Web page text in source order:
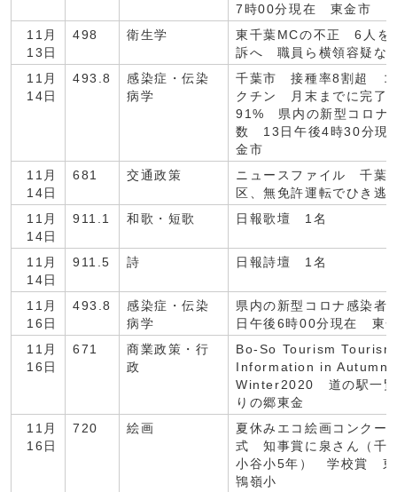
7時00分現在 東金市
11月
13日
498 衛生学
東千葉MCの不正 6人を
訴へ 職員ら横領容疑な
11月
14日
493.8
感染症・伝染
病学
千葉市 接種率8割超 コ
クチン 月末までに完了
91% 県内の新型コロナ
数 13日午後4時30分
金市
11月
14日
681 交通政策
ニュースファイル 千葉
区、無免許運転でひき逃
11月
14日
911.1 和歌・短歌 日報歌壇 1名
11月
14日
911.5 詩 日報詩壇 1名
11月
16日
493.8
感染症・伝染
病学
県内の新型コロナ感染
日午後6時00分現在 東
11月
16日
671
商業政策・行
政
Bo-So Tourism Tourism
Information in Autumn-
Winter2020 道の駅一
りの郷東金
11月
16日
720 絵画
夏休みエコ絵画コンクー
式 知事賞に泉さん（千
小谷小5年） 学校賞 東
鴇嶺小